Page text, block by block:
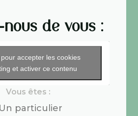
de vous :
accepter les cookies
et activer ce contenu
Vous êtes :
Un particulier